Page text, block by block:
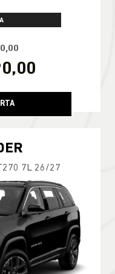
7L 26/27